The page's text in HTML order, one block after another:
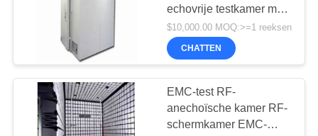
FABRIEK
KWALITEITSCONTROLE
NEEM
echovrije testkamer met
stroomlijnfilters
$10,000.00 MOQ:>=1 reeksen
CHATTEN
EMC-test RF-
anechoïsche kamer RF-
schermkamer EMC-